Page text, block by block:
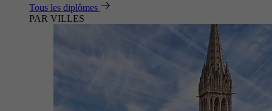
Tous les diplômes
PAR VILLES